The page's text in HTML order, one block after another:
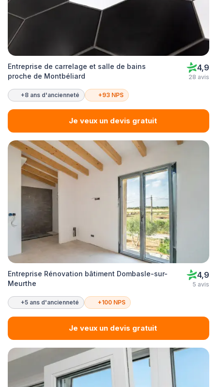
Entreprise de carrelage et salle de bains
proche de Montbéliard
4,9
28 avis
+8 ans d'ancienneté +93 NPS
Je veux un devis gratuit
Entreprise Rénovation bâtiment Dombasle-sur-
Meurthe
4,9
5 avis
+5 ans d'ancienneté +100 NPS
Je veux un devis gratuit